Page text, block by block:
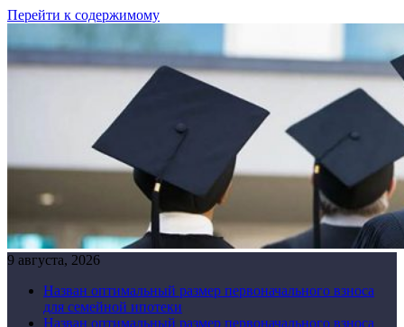
Перейти к содержимому
9 августа, 2026
Назван оптимальный размер первоначального взноса
для семейной ипотеки
Назван оптимальный размер первоначального взноса